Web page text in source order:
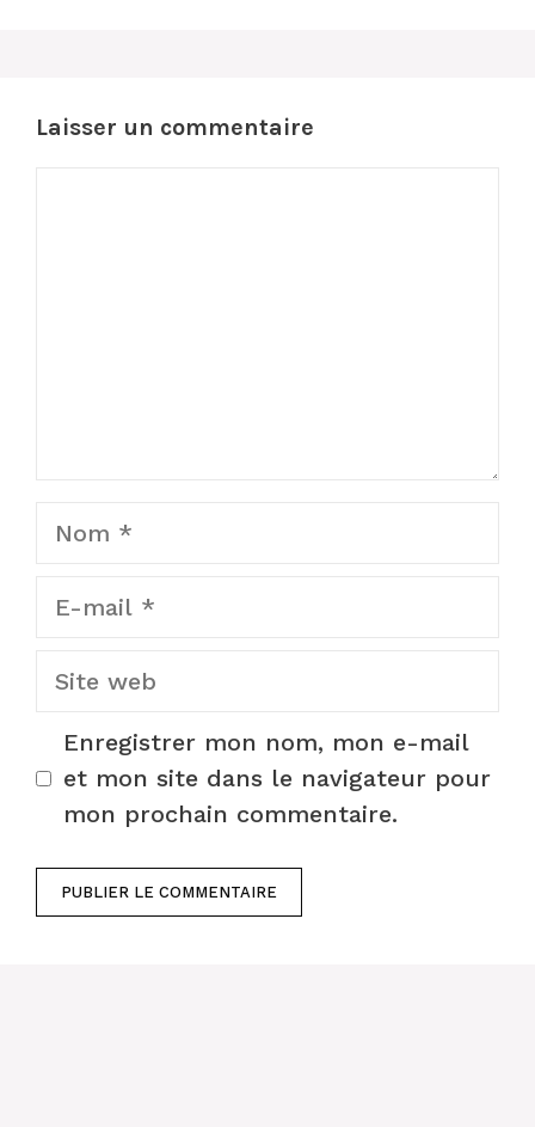
Laisser un commentaire
Nom
E-
Site
Enregistrer mon nom, mon e-mail
et mon site dans le navigateur pour
mon prochain commentaire.